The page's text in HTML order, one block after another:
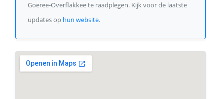
Goeree-Overflakkee te raadplegen. Kijk voor de laatste
updates op hun website.